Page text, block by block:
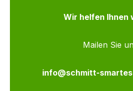
Wir helfen Ihnen
Mailen Sie
info@schmitt-